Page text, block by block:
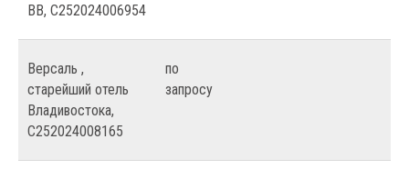
ВВ, С252024006954
Версаль ,
старейший отель
Владивостока,
С252024008165
по
запросу